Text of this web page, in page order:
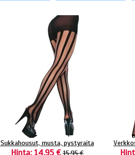
Sukkahousut, musta, pystyraita
Hinta: 14.95 € 15.95 €